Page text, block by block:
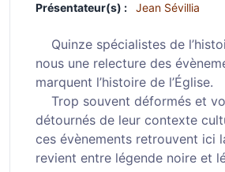
Présentateur(s) : Jean Sévillia
Quinze spécialistes de
nous une relecture des
marquent l’his­toire de l’Église.
Trop souvent dé­formés et
détour­nés de leur con­texte
ces évè­nements retrou­vent ici
revient entre légende noire et